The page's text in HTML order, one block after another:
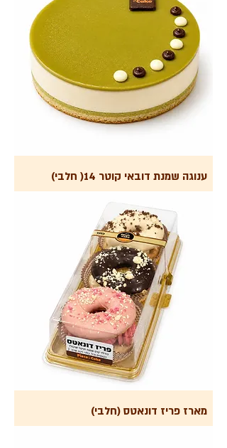
ענוגה שמנת דובאי קוטר 14( חלבי)
מארז פריז דונאטס (חלבי)